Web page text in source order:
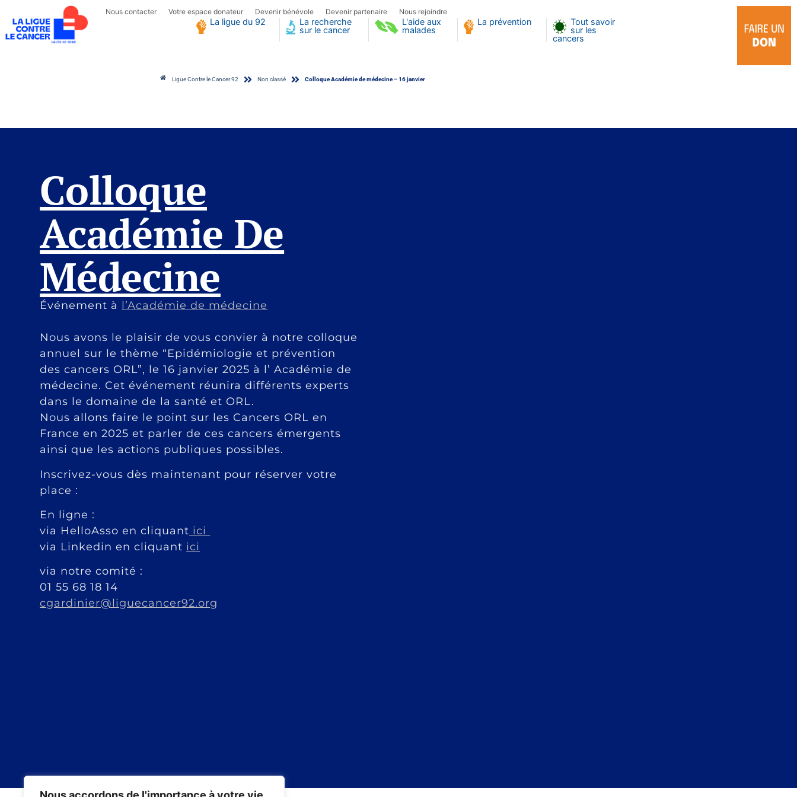
Nous contacter Votre espace donateur Devenir bénévole Devenir partenaire Nous rejoindre
La ligue du 92
La recherche
sur le cancer
L'aide aux
malades
La prévention
Tout savoir
sur les
cancers
Ligue Contre le Cancer 92 Non classé Colloque Académie de médecine – 16 janvier
Colloque
Académie De
Médecine
Événement à l’Académie de médecine
Nous avons le plaisir de vous convier à notre colloque
annuel sur le thème “Epidémiologie et prévention
des cancers ORL”, le 16 janvier 2025 à l’ Académie de
médecine. Cet événement réunira différents experts
dans le domaine de la santé et ORL.
Nous allons faire le point sur les Cancers ORL en
France en 2025 et parler de ces cancers émergents
ainsi que les actions publiques possibles.
Inscrivez-vous dès maintenant pour réserver votre
place :
En ligne :
via HelloAsso en cliquant ici
via Linkedin en cliquant ici
via notre comité :
01 55 68 18 14
cgardinier@liguecancer92.org